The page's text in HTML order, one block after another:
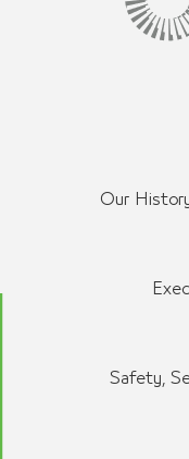
Our
Safety,